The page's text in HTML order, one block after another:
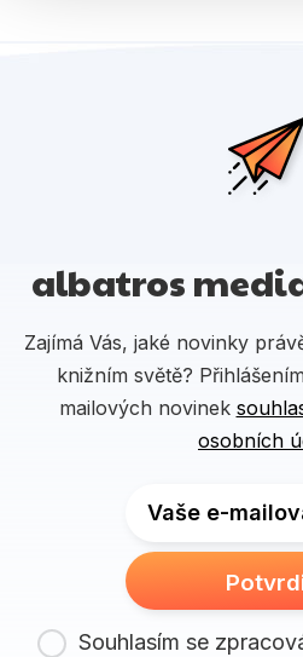
albatros
Zajímá Vás, jaké novinky
knižním světě?
mailových novinek
osobních
Vaše e-
Souhlasím se